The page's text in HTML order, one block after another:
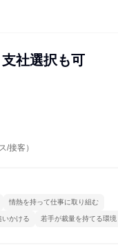
社選択も可
/接客）
情熱を持って仕事に取り組む
いかける 若手が裁量を持てる環境